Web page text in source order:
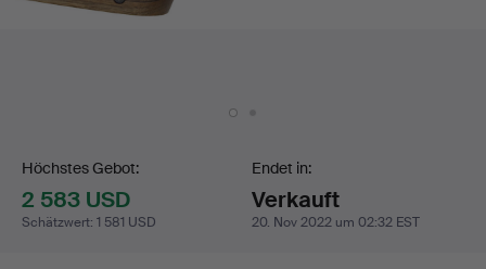
Gebotsabgabe
Höchstes Gebot:
2 583 USD
Schätzwert: 1 581 USD
Endet in:
Verkauft
20. Nov 2022 um 02:32 EST